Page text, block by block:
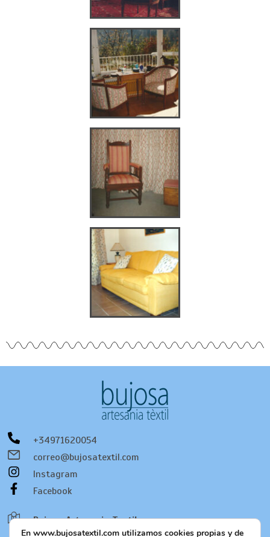
+34971620054
correo@bujosatextil.com
Instagram
Facebook
Bujosa Artesania Textil
En www.bujosatextil.com utilizamos cookies propias y de